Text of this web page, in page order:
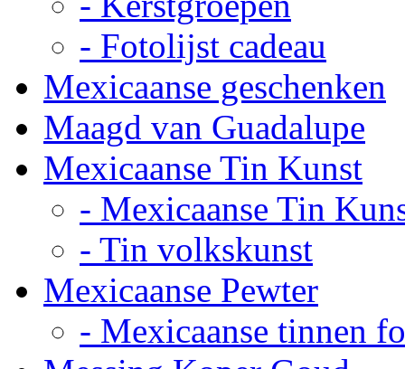
- Fotolijst cadeau
Mexicaanse geschenken
Maagd van Guadalupe
Mexicaanse Tin Kunst
- Mexicaanse Tin
- Tin volkskunst
Mexicaanse Pewter
- Mexicaanse tinnen